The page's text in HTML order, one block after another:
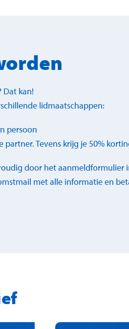
Dat kan!
lidmaatschappen:
persoon
partner. Tevens krijg je 50%
door het aanmeldformulier
met alle informatie en